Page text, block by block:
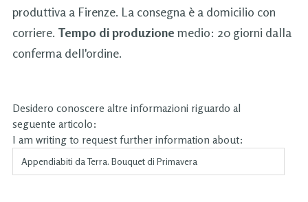
produttiva a Firenze. La consegna è a domicilio con
corriere. Tempo di produzione medio: 20 giorni dalla
conferma dell'ordine.
Desidero conoscere altre informazioni riguardo al
seguente articolo:
I am writing to request further information about: